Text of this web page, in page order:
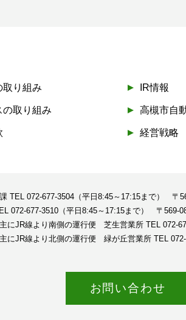
取り組み
の取り組み
IR情報
高槻市自
経営戦略
TEL 072-677-3504（平日8:45～17:15まで）〒
072-677-3510（平日8:45～17:15まで）〒569-
にJR線より南側の運行便 芝生営業所TEL 072-
にJR線より北側の運行便 緑が丘営業所TEL
お問い合わせ